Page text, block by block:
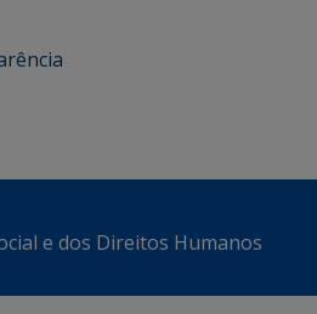
e dos Direitos Humanos